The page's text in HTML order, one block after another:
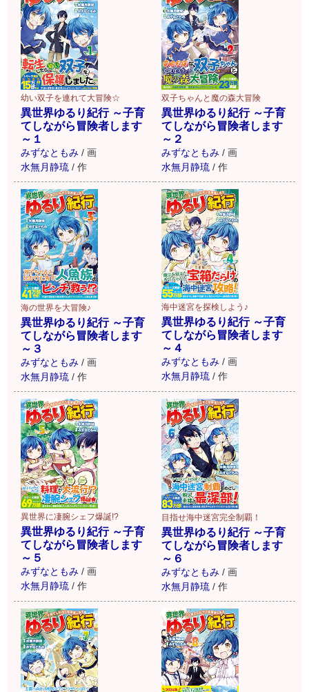
幼い双子を連れて大冒険☆
異世界ゆるり紀行 ～子育
てしながら冒険者します
～１
みずなともみ / 画
水無月静琉 / 作
双子ちゃんと魔の森大冒険
異世界ゆるり紀行 ～子育
てしながら冒険者します
～２
みずなともみ / 画
水無月静琉 / 作
海の世界を大冒険♪
異世界ゆるり紀行 ～子育
てしながら冒険者します
～３
みずなともみ / 画
水無月静琉 / 作
海中迷宮を探検しよう♪
異世界ゆるり紀行 ～子育
てしながら冒険者します
～４
みずなともみ / 画
水無月静琉 / 作
異世界に凄腕シェフ爆誕!?
異世界ゆるり紀行 ～子育
てしながら冒険者します
～５
みずなともみ / 画
水無月静琉 / 作
目指せ海中迷宮完全制覇！
異世界ゆるり紀行 ～子育
てしながら冒険者します
～６
みずなともみ / 画
水無月静琉 / 作